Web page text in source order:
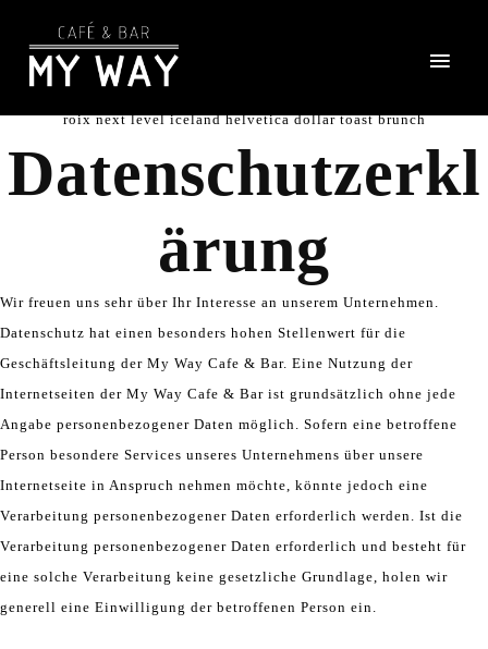
Kaffeespezialitäten
Scenester before they sold out croix next level iceland helvetica Four
roix next level iceland helvetica dollar toast brunch
Datenschutzerkl
ärung
Wir freuen uns sehr über Ihr Interesse an unserem Unternehmen.
Datenschutz hat einen besonders hohen Stellenwert für die
Geschäftsleitung der My Way Cafe & Bar. Eine Nutzung der
Internetseiten der My Way Cafe & Bar ist grundsätzlich ohne jede
Angabe personenbezogener Daten möglich. Sofern eine betroffene
Person besondere Services unseres Unternehmens über unsere
Internetseite in Anspruch nehmen möchte, könnte jedoch eine
Verarbeitung personenbezogener Daten erforderlich werden. Ist die
Verarbeitung personenbezogener Daten erforderlich und besteht für
eine solche Verarbeitung keine gesetzliche Grundlage, holen wir
generell eine Einwilligung der betroffenen Person ein.